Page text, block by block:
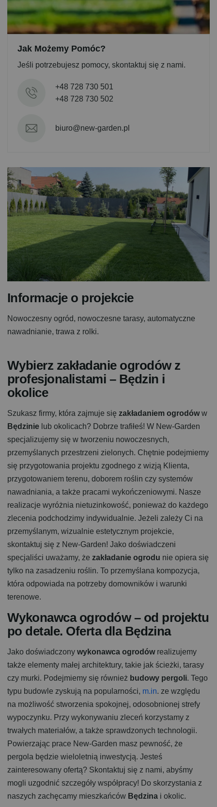
Jak Możemy Pomóc?
Jeśli potrzebujesz pomocy, skontaktuj się z nami.
+48 728 730 501
+48 728 730 502
biuro@new-garden.pl
Informacje o projekcie
Nowoczesny ogród, nowoczesne tarasy, automatyczne
nawadnianie, trawa z rolki.
Wybierz zakładanie ogrodów z
profesjonalistami – Będzin i
okolice
Szukasz firmy, która zajmuje się zakładaniem ogrodóww
Będzinie lub okolicach? Dobrze trafiłeś! W New-Garden
specjalizujemy się w tworzeniu nowoczesnych,
przemyślanych przestrzeni zielonych. Chętnie podejmiemy
się przygotowania projektu zgodnego z wizją Klienta,
przygotowaniem terenu, doborem roślin czy systemów
nawadniania, a także pracami wykończeniowymi. Nasze
realizacje wyróżnia nietuzinkowość, ponieważ do każdego
zlecenia podchodzimy indywidualnie. Jeżeli zależy Ci na
przemyślanym, wizualnie estetycznym projekcie,
skontaktuj się z New-Garden! Jako doświadczeni
specjaliści uważamy, że zakładanie ogrodu nie opiera się
tylko na zasadzeniu roślin. To przemyślana kompozycja,
która odpowiada na potrzeby domowników i warunki
terenowe.
Wykonawca ogrodów – od projektu
po detale. Oferta dla Będzina
Jako doświadczony wykonawca ogrodówrealizujemy
także elementy małej architektury, takie jak ścieżki, tarasy
czy murki. Podejmiemy się również budowy pergoli. Tego
typu budowle zyskują na popularności, m.in. ze względu
na możliwość stworzenia spokojnej, odosobnionej strefy
wypoczynku. Przy wykonywaniu zleceń korzystamy z
trwałych materiałów, a także sprawdzonych technologii.
Powierzając prace New-Garden masz pewność, że
pergola będzie wieloletnią inwestycją. Jesteś
zainteresowany ofertą? Skontaktuj się z nami, abyśmy
mogli uzgodnić szczegóły współpracy! Do skorzystania z
naszych zachęcamy mieszkańców Będzina i okolic.